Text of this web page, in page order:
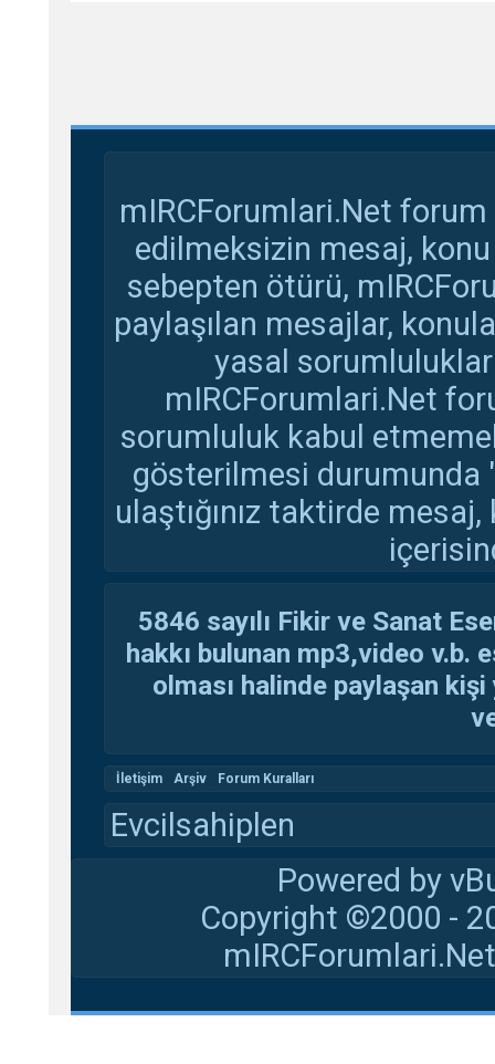
mIRCForumlari.Net
edilmeksizin mesaj,
sebepten ötürü,
paylaşılan mesajlar,
yasal
mIRCForumlari.Net
sorumluluk kabul
gösterilmesi durumunda
ulaştığınız taktirde
5846 sayılı Fikir ve Sanat
hakkı bulunan mp3,video v.b.
olması halinde paylaşan
İletişim Arşiv Forum Kuralları
Evcilsahiplen
Powered by
Copyright ©2000 -